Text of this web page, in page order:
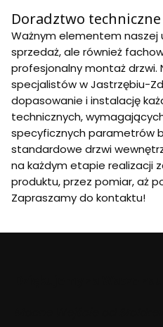
Doradztwo
Ważnym elementem naszej
sprzedaż, ale również
profesjonalny montaż drzwi.
specjalistów w Jastrzębiu-
dopasowanie i instalację
technicznych,
specyficznych parametrów
standardowe drzwi
na każdym etapie realizacji
produktu, przez pomiar, aż
Zapraszamy do kontaktu!